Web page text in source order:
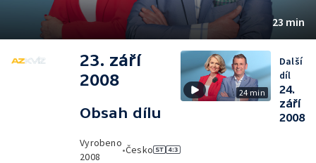
23 min
23. září
2008
Obsah dílu
Vyrobeno
2008
•Česko
24 min
Další
díl
24.
září
2008